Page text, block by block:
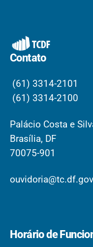
Contato
(61) 3314-2101
(61) 3314-2100
Palácio Costa e
Brasília, DF
70075-901
Horário de